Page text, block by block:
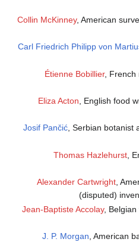
Collin McKinney, American
Carl Friedrich Philipp von
Étienne Bobillier, French
Eliza Acton , English food
Josif Pančić, Serbian botanist
Thomas Hazlehurst,
Alexander Cartwright,
(disputed)
Jean-Baptiste Accolay, Belgian
J. P. Morgan , American